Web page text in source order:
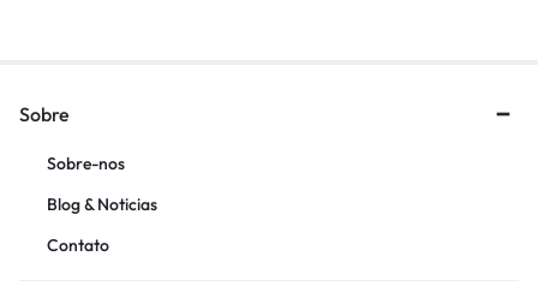
Sobre
Sobre-nos
Blog & Noticias
Contato